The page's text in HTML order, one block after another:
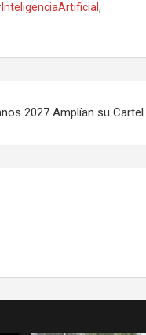
,
2027 Amplían su Cartel.